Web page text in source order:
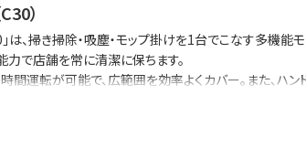
）
は、掃き掃除・吸塵・モップ掛けを1台でこなす多機
力で店舗を常に清潔に保ちます。
間運転が可能で、広範囲を効率よくカバー。また、ハ
負担も軽減します。